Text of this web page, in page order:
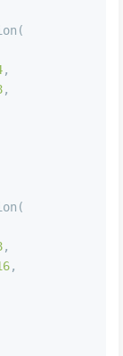
,
,
,
,